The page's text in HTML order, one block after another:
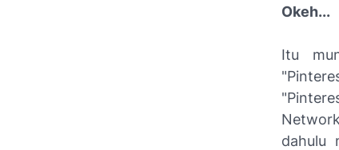
Okeh...
Itu
dahulu